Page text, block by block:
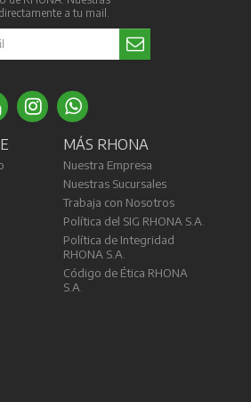
a tu mail.
MÁS RHONA
Nuestra Empresa
Nuestras Sucursales
Trabaja con Nosotros
Política del SIG RHONA S.A.
Política de Integridad
RHONA S.A.
Código de Ética RHONA
S.A.